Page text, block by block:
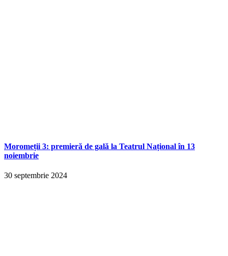
Moromeții 3: premieră de gală la Teatrul Național în 13
noiembrie
30 septembrie 2024